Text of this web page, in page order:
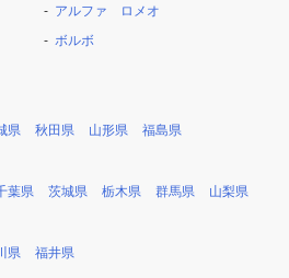
アルファ ロメオ
ボルボ
県 秋田県 山形県 福島県
葉県 茨城県 栃木県 群馬県 山梨県
県 福井県